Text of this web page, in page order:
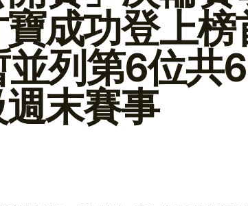
成功登上榜
列第6位共
末賽事